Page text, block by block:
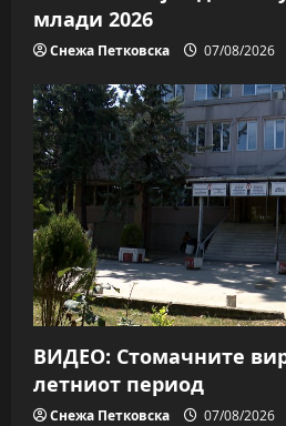
млади 2026
Снежа Петковска 07/08/2026
ВИДЕО: Стомачните
летниот период
Снежа Петковска 07/08/2026